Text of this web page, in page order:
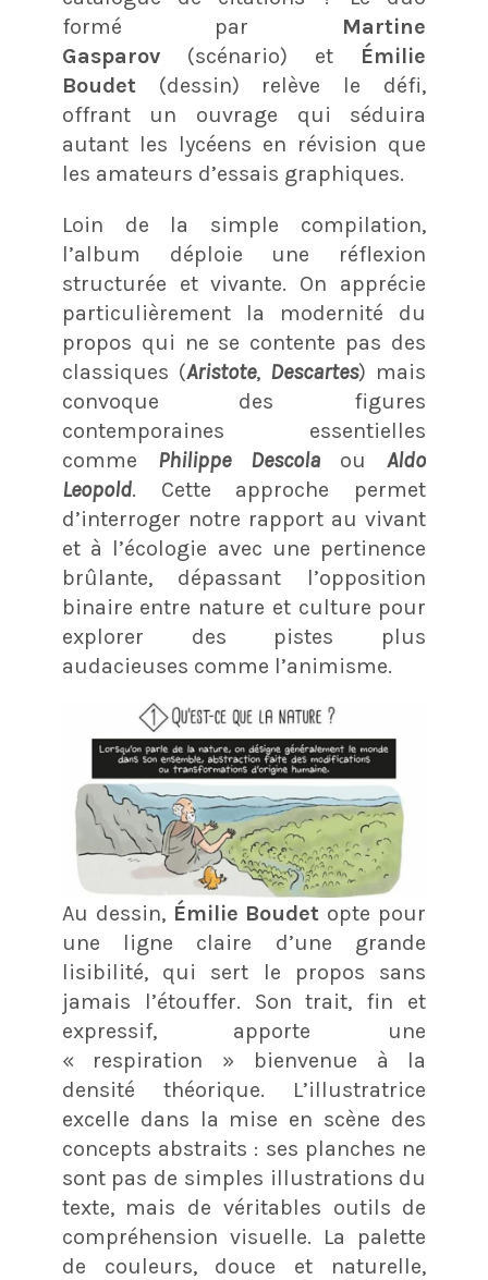
formé par Martine
Gasparov(scénario) et Émilie
Boudet(dessin) relève le défi,
offrant un ouvrage qui séduira
autant les lycéens en révision que
les amateurs d’essais graphiques.
Loin de la simple compilation,
l’album déploie une réflexion
structurée et vivante. On apprécie
particulièrement la modernité du
propos qui ne se contente pas des
classiques (Aristote, Descartes) mais
convoque des figures
contemporaines essentielles
comme Philippe DescolaouAldo
Leopold. Cette approche permet
d’interroger notre rapport au vivant
et à l’écologie avec une pertinence
brûlante, dépassant l’opposition
binaire entre nature et culture pour
explorer des pistes plus
audacieuses comme l’animisme.
Au dessin, Émilie Boudet opte pour
une ligne claire d’une grande
lisibilité, qui sert le propos sans
jamais l’étouffer. Son trait, fin et
expressif, apporte une
« respiration » bienvenue à la
densité théorique. L’illustratrice
excelle dans la mise en scène des
concepts abstraits : ses planches ne
sont pas de simples illustrations du
texte, mais de véritables outils de
compréhension visuelle. La palette
de couleurs, douce et naturelle,